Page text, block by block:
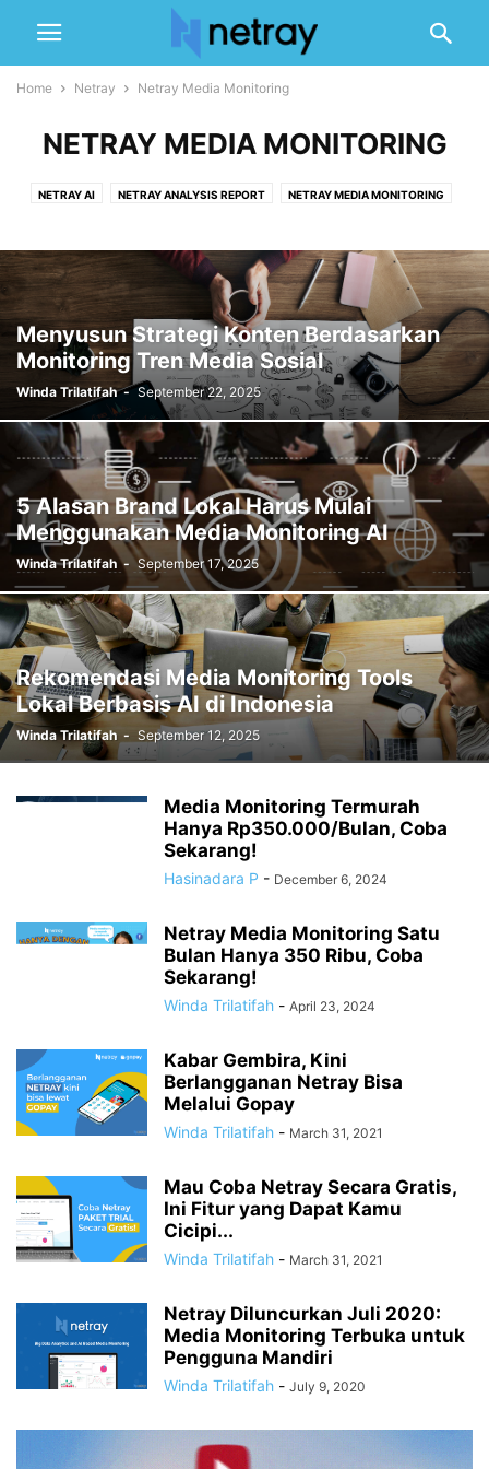
Home Netray Netray Media Monitoring
NETRAY MEDIA MONITORING
NETRAY AI NETRAY ANALYSIS REPORT NETRAY MEDIA MONITORING
Menyusun Strategi Konten Berdasarkan
Monitoring Tren Media Sosial
Winda Trilatifah - September 22, 2025
5 Alasan Brand Lokal Harus Mulai
Menggunakan Media Monitoring AI
Winda Trilatifah - September 17, 2025
Rekomendasi Media Monitoring Tools
Lokal Berbasis AI di Indonesia
Winda Trilatifah - September 12, 2025
Media Monitoring Termurah
Hanya Rp350.000/Bulan, Coba
Sekarang!
Hasinadara P - December 6, 2024
Netray Media Monitoring Satu
Bulan Hanya 350 Ribu, Coba
Sekarang!
Winda Trilatifah - April 23, 2024
Kabar Gembira, Kini
Berlangganan Netray Bisa
Melalui Gopay
Winda Trilatifah - March 31, 2021
Mau Coba Netray Secara Gratis,
Ini Fitur yang Dapat Kamu
Cicipi...
Winda Trilatifah - March 31, 2021
Netray Diluncurkan Juli 2020:
Media Monitoring Terbuka untuk
Pengguna Mandiri
Winda Trilatifah - July 9, 2020